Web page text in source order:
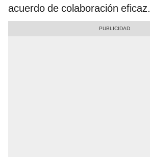
acuerdo de colaboración eficaz.